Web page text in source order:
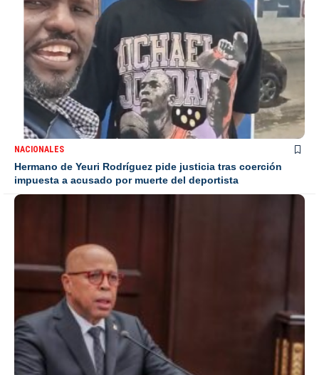
NACIONALES
Hermano de Yeuri Rodríguez pide justicia tras coerción
impuesta a acusado por muerte del deportista